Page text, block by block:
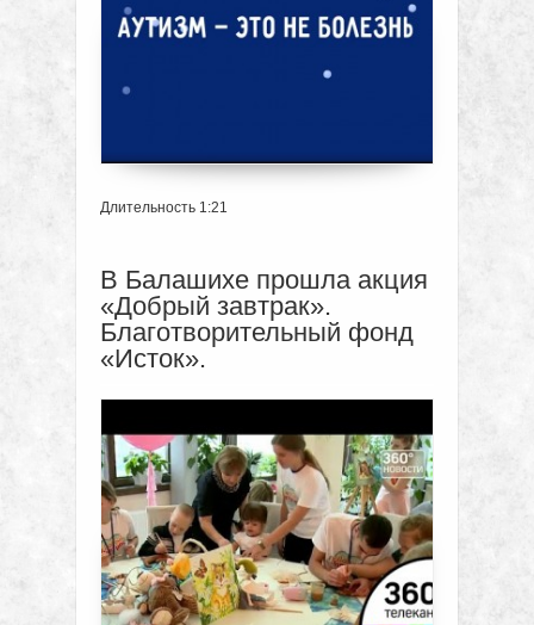
Длительность 1:21
В Балашихе прошла акция
«Добрый завтрак».
Благотворительный фонд
«Исток».